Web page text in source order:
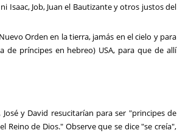
Isaac, Job, Juan el Bautizante y otros justos del
Orden en la tierra, jamás en el cielo y para
de príncipes en hebreo) USA, para que de allí
y David resucitarían para ser "principes de
Reino de Dios." Observe que se dice "se creía",